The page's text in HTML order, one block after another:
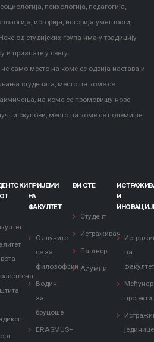
психологија, педагогија,
историја, историја уметности,
од студијских група имају традицију
и признате у свету.
само место на коме се одвија настава и
студената, место на коме се
на коме се промовишу нове
скупови, место на коме се полемише
ПРИЈЕМИ
НА
ФАКУЛТЕТ
Одлучите
се за
филозофски
Водич
за
бруцоше
ERASMUS+
ВИ СТЕ
Студент
Истраживач
Партнер
Алумни
И
на
пројекти
јединице